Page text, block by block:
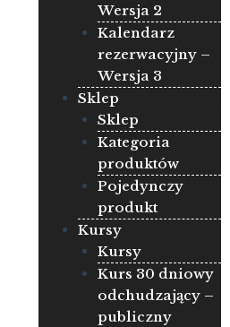
Wersja 2
Kalendarz
rezerwacyjny –
Wersja 3
Sklep
Sklep
Kategoria
produktów
Pojedynczy
produkt
Kursy
Kursy
Kurs 30 dniowy
odchudzający –
publiczny